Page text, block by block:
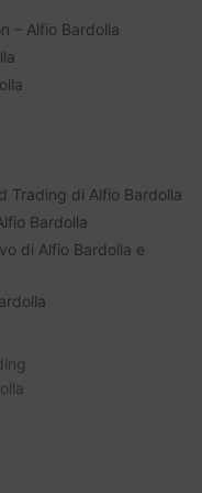
– Alfio Bardolla
Trading di Alfio Bardolla
Bardolla
di Alfio Bardolla e